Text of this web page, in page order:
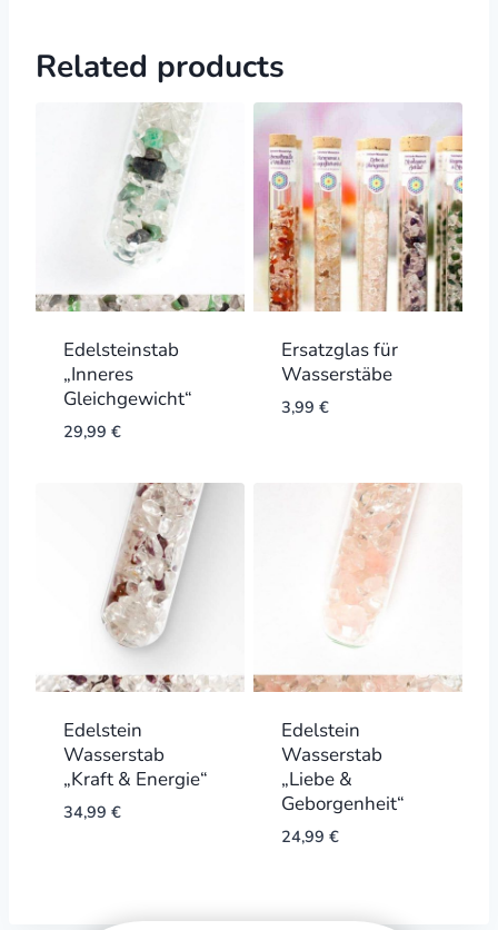
Related products
Edelsteinstab
„Inneres
Gleichgewicht“
29,99 €
Ersatzglas für
Wasserstäbe
3,99 €
Edelstein
Wasserstab
„Kraft & Energie“
34,99 €
Edelstein
Wasserstab
„Liebe &
Geborgenheit“
24,99 €